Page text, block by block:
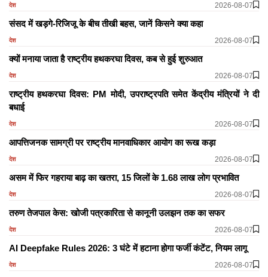
देश 2026-08-07
संसद में खड़गे-रिजिजू के बीच तीखी बहस, जानें किसने क्या कहा
देश 2026-08-07
क्यों मनाया जाता है राष्ट्रीय हथकरघा दिवस, कब से हुई शुरुआत
देश 2026-08-07
राष्ट्रीय हथकरघा दिवस: PM मोदी, उपराष्ट्रपति समेत केंद्रीय मंत्रियों ने दी
बधाई
देश 2026-08-07
आपत्तिजनक सामग्री पर राष्ट्रीय मानवाधिकार आयोग का रूख कड़ा
देश 2026-08-07
असम में फिर गहराया बाढ़ का खतरा, 15 जिलों के 1.68 लाख लोग प्रभावित
देश 2026-08-07
तरुण तेजपाल केस: खोजी पत्रकारिता से कानूनी उलझन तक का सफर
देश 2026-08-07
AI Deepfake Rules 2026: 3 घंटे में हटाना होगा फर्जी कंटेंट, नियम लागू
देश 2026-08-07